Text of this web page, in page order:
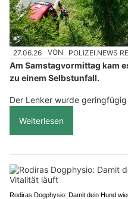
27.06.26 VON POLIZEI.NEWS
Am Samstagvormittag kam
zu einem Selbstunfall.
Der Lenker wurde
Weiterlesen
Rodiras Dogphysio: Damit dein Hund